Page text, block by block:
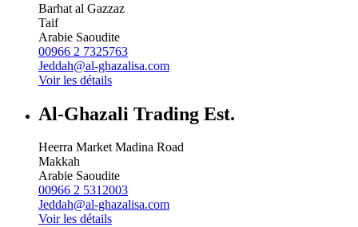
Barhat al Gazzaz
Taif
Arabie Saoudite
00966 2 7325763
Jeddah@al-ghazalisa.com
Voir les détails
Al-Ghazali Trading Est.
Heerra Market Madina Road
Makkah
Arabie Saoudite
00966 2 5312003
Jeddah@al-ghazalisa.com
Voir les détails